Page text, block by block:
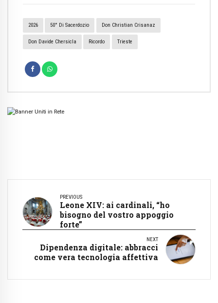
2026 50° Di Sacerdozio Don Christian Crisanaz
Don Davide Chersicla Ricordo Trieste
PREVIOUS
Leone XIV: ai cardinali, “ho
bisogno del vostro appoggio
forte”
NEXT
Dipendenza digitale: abbracci
come vera tecnologia affettiva